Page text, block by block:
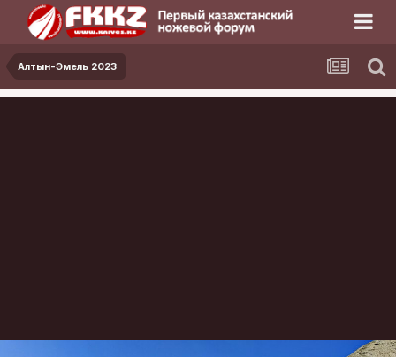
Алтын-Эмель 2023